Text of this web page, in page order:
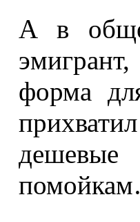
А в
форма